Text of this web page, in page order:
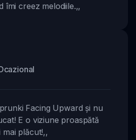
îmi creez melodiile.,,
Facing Upward și nu
E o viziune proaspătă
plăcut!,,